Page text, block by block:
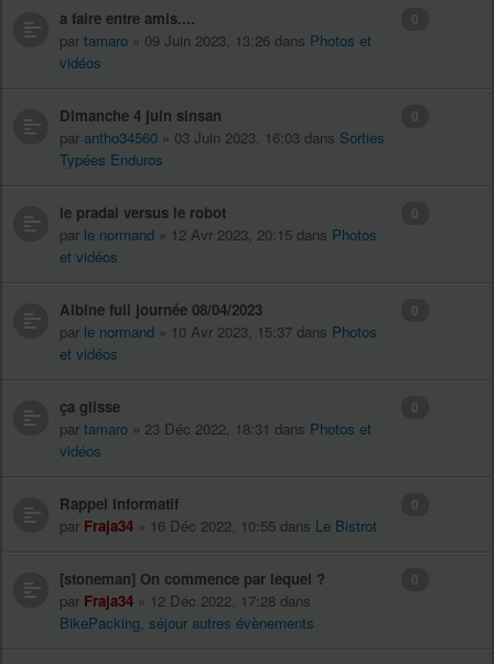
a faire entre amis....
par tamaro » 09 Juin 2023, 13:26 dans Photos et
vidéos
0
Dimanche 4 juin sinsan
par antho34560 » 03 Juin 2023, 16:03 dans Sorties
Typées Enduros
0
le pradal versus le robot
par le normand » 12 Avr 2023, 20:15 dans Photos
et vidéos
0
Albine full journée 08/04/2023
par le normand » 10 Avr 2023, 15:37 dans Photos
et vidéos
0
ça glisse
par tamaro » 23 Déc 2022, 18:31 dans Photos et
vidéos
0
Rappel Informatif
par Fraja34 » 16 Déc 2022, 10:55 dans Le Bistrot
0
[stoneman] On commence par lequel ?
par Fraja34 » 12 Déc 2022, 17:28 dans
BikePacking, séjour autres évènements
0